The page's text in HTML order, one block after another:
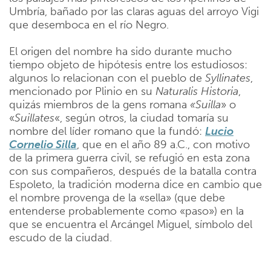
Umbría, bañado por las claras aguas del arroyo Vigi
que desemboca en el río Negro.
El origen del nombre ha sido durante mucho
tiempo objeto de hipótesis entre los estudiosos:
algunos lo relacionan con el pueblo de Syllinates,
mencionado por Plinio en su Naturalis Historia,
quizás miembros de la gens romana «Suilla» o
«Suillates«, según otros, la ciudad tomaría su
nombre del líder romano que la fundó: Lucio
Cornelio Silla, que en el año 89 a.C., con motivo
de la primera guerra civil, se refugió en esta zona
con sus compañeros, después de la batalla contra
Espoleto, la tradición moderna dice en cambio que
el nombre provenga de la «sella» (que debe
entenderse probablemente como «paso») en la
que se encuentra el Arcángel Miguel, símbolo del
escudo de la ciudad.